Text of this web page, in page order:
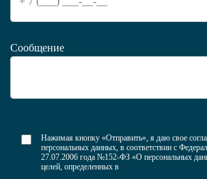
Сообщение
Нажимая кнопку «Отправить», я даю свое
персональных данных, в соответствии с
27.07.2006 года №152-ФЗ «О персональных
целей, определенных в